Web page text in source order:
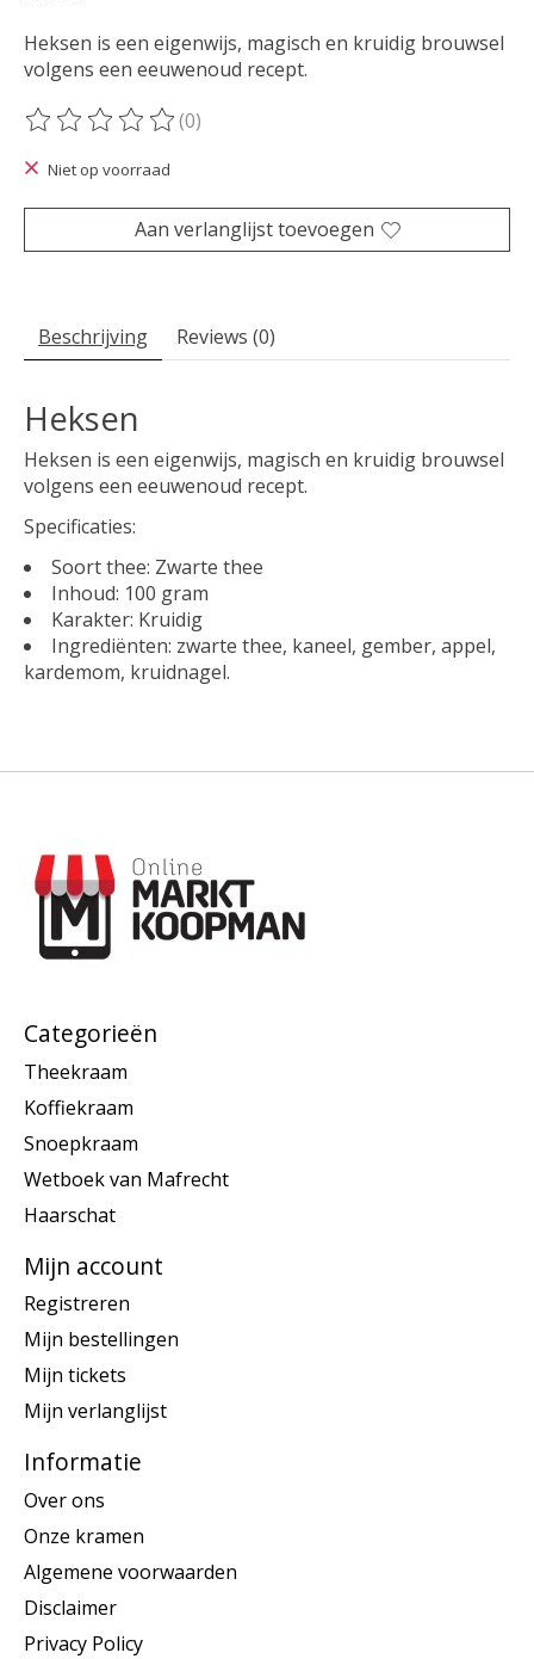
Heksen is een eigenwijs, magisch en kruidig brouwsel
volgens een eeuwenoud recept.
De beoordeling van dit product is
(0)
Niet op voorraad
Aan verlanglijst toevoegen
Beschrijving Reviews (0)
Heksen
Heksen is een eigenwijs, magisch en kruidig brouwsel
volgens een eeuwenoud recept.
Specificaties:
Soort thee: Zwarte thee
Inhoud: 100 gram
Karakter: Kruidig
Ingrediënten: zwarte thee, kaneel, gember, appel,
kardemom, kruidnagel.
Categorieën
Theekraam
Koffiekraam
Snoepkraam
Wetboek van Mafrecht
Haarschat
Mijn account
Registreren
Mijn bestellingen
Mijn tickets
Mijn verlanglijst
Informatie
Over ons
Onze kramen
Algemene voorwaarden
Disclaimer
Privacy Policy